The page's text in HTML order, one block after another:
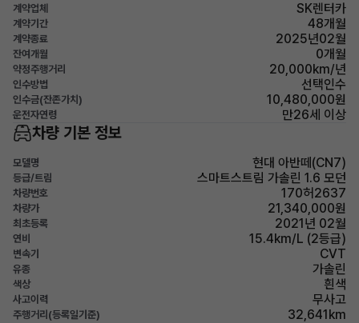
계약업체 SK렌터카
계약기간 48개월
계약종료 2025년02월
잔여개월 0개월
약정주행거리 20,000km/년
인수방법 선택인수
인수금(잔존가치) 10,480,000원
운전자연령 만26세 이상
차량 기본 정보
모델명 현대 아반떼(CN7)
등급/트림 스마트스트림 가솔린 1.6 모던
차량번호 170허2637
차량가 21,340,000원
최초등록 2021년 02월
연비 15.4km/L (2등급)
변속기 CVT
유종 가솔린
색상 흰색
사고이력 무사고
주행거리(등록일기준) 32,641km